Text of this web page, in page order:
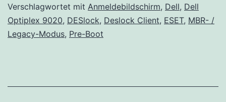
Pre-
Boot
Verschlagwortet mit Anmeldebildschirm, Dell, Dell
Optiplex 9020, DESlock, Deslock Client, ESET, MBR- /
Legacy-Modus, Pre-Boot